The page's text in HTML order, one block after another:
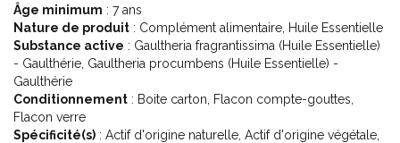
Âge minimum : 7 ans
Nature de produit : Complément alimentaire, Huile Essentielle
Substance active : Gaultheria fragrantissima (Huile Essentielle)
- Gaulthérie, Gaultheria procumbens (Huile Essentielle) -
Gaulthérie
Conditionnement : Boite carton, Flacon compte-gouttes,
Flacon verre
Spécificité(s) : Actif d'origine naturelle, Actif d'origine végétale,